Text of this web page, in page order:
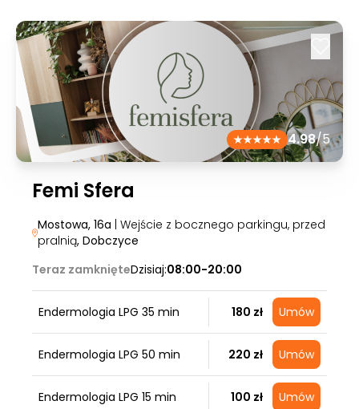
4.98/5
Femi Sfera
Mostowa, 16a | Wejście z bocznego parkingu, przed
pralnią, Dobczyce
Teraz zamknięteDzisiaj:08:00-20:00
Endermologia LPG 35 min 180 zł Umów
Endermologia LPG 50 min 220 zł Umów
Endermologia LPG 15 min 100 zł Umów